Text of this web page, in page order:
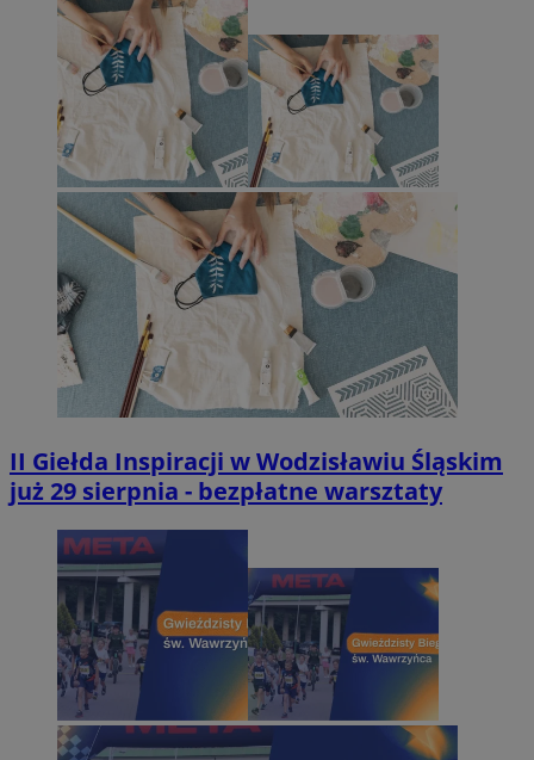
II Giełda Inspiracji w Wodzisławiu Śląskim
już 29 sierpnia - bezpłatne warsztaty